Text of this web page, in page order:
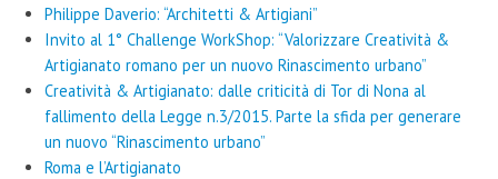
Philippe Daverio: “Architetti & Artigiani”
Invito al 1° Challenge WorkShop: “Valorizzare Creatività &
Artigianato romano per un nuovo Rinascimento urbano”
Creatività & Artigianato: dalle criticità di Tor di Nona al
fallimento della Legge n.3/2015. Parte la sfida per generare
un nuovo “Rinascimento urbano”
Roma e l’Artigianato